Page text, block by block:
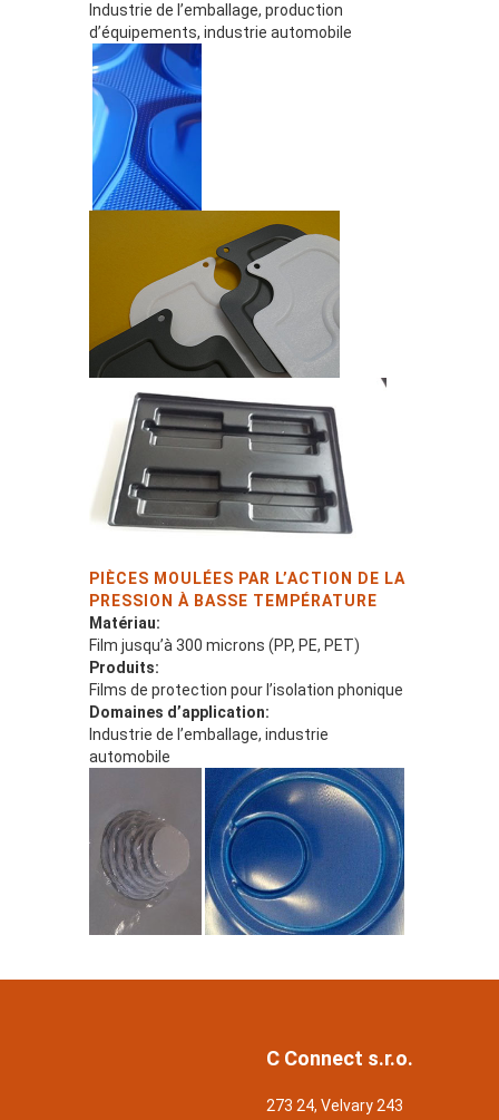
Industrie de l’emballage, production
d’équipements, industrie automobile
PIÈCES MOULÉES PAR L’ACTION DE LA
PRESSION À BASSE TEMPÉRATURE
Matériau:
Film jusqu’à 300 microns (PP, PE, PET)
Produits:
Films de protection pour l’isolation phonique
Domaines d’application:
Industrie de l’emballage, industrie
automobile
C Connect s.r.o.
273 24, Velvary 243